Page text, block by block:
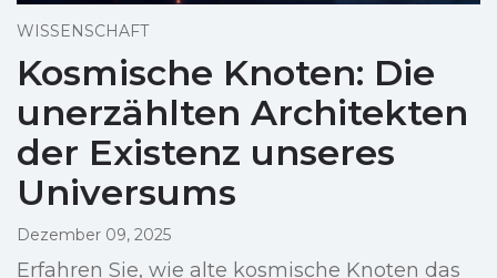
WISSENSCHAFT
Kosmische Knoten: Die
unerzählten Architekten
der Existenz unseres
Universums
Dezember 09, 2025
Erfahren Sie, wie alte kosmische Knoten das